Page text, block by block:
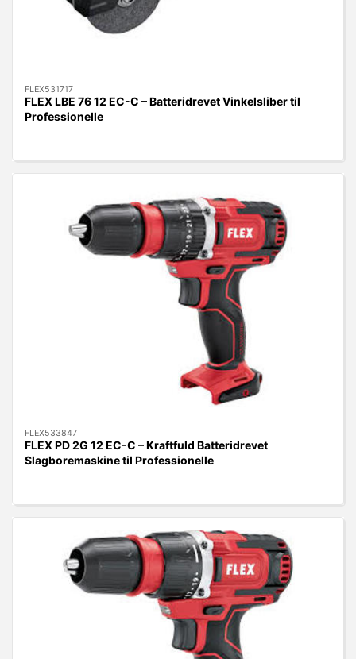
FLEX531717
FLEX LBE 76 12 EC-C – Batteridrevet Vinkelsliber til
Professionelle
FLEX533847
FLEX PD 2G 12 EC-C – Kraftfuld Batteridrevet
Slagboremaskine til Professionelle